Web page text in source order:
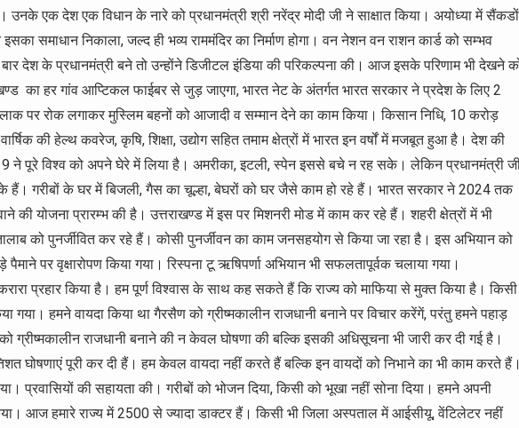
एक देश एक विधान के नारे को प्रधानमंत्री श्री नरेंद्र मोदी जी ने साक्षात किया। अयोध्या में सैंकडों
समाधान निकाला, जल्द ही भव्य राममंदिर का निर्माण होगा। वन नेशन वन राशन कार्ड को सम्भव
देश के प्रधानमंत्री बने तो उन्होंने डिजीटल इंडिया की परिकल्पना की। आज इसके परिणाम भी देखने
का हर गांव आप्टिकल फाईबर से जुड़ जाएगा, भारत नेट के अंतर्गत भारत सरकार ने प्रदेश के लिए 2
पर रोक लगाकर मुस्लिम बहनों को आजादी व सम्मान देने का काम किया। किसान निधि, 10 करोड़
की हेल्थ कवरेज, कृषि, शिक्षा, उद्योग सहित तमाम क्षेत्रों में भारत इन वर्षों में मजबूत हुआ है। देश की
ने पूरे विश्व को अपने घेरे में लिया है। अमरीका, इटली, स्पेन इससे बचे न रह सके। लेकिन प्रधानमंत्री
हैं। गरीबों के घर में बिजली, गैस का चूल्हा, बेघरों को घर जैसे काम हो रहे हैं। भारत सरकार ने 2024 तक
योजना प्रारम्भ की है। उत्तराखण्ड में इस पर मिशनरी मोड में काम कर रहे हैं। शहरी क्षेत्रों में भी
को पुनर्जीवित कर रहे हैं। कोसी पुनर्जीवन का काम जनसहयोग से किया जा रहा है। इस अभियान को
पैमाने पर वृक्षारोपण किया गया। रिस्पना टू ऋषिपर्णा अभियान भी सफलतापूर्वक चलाया गया।
प्रहार किया है। हम पूर्ण विश्वास के साथ कह सकते हैं कि राज्य को माफिया से मुक्त किया है। किसी
गया। हमने वायदा किया था गैरसैण को ग्रीष्मकालीन राजधानी बनाने पर विचार करेंगें, परंतु हमने पहाड़
राजधानी बनाने की न केवल घोषणा की बल्कि इसकी अधिसूचना भी जारी कर दी गई है।
घोषणाएं पूरी कर दी हैं। हम केवल वायदा नहीं करते हैं बल्कि इन वायदों को निभाने का भी काम करते
प्रवासियों की सहायता की। गरीबों को भोजन दिया, किसी को भूखा नहीं सोना दिया। हमने अपनी
आज हमारे राज्य में 2500 से ज्यादा डाक्टर हैं। किसी भी जिला अस्पताल में आईसीयू, वेंटिलेटर नहीं